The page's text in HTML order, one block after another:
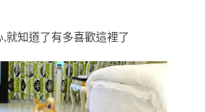
就知道了有多喜歡這裡了